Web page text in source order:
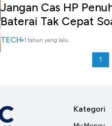
Jangan Cas HP
Baterai Tak Cepat
TECH 1 tahun yang lalu
1
Kategori